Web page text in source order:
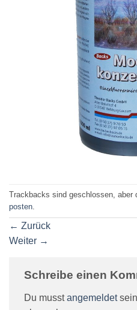
Trackbacks sind geschlossen, aber
posten
← Zurück
Weiter →
Schreibe einen
Du musstangemeldet